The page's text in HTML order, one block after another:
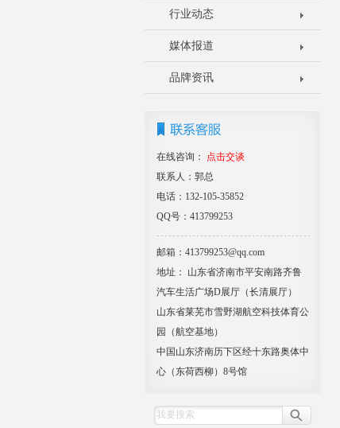
行业动态
媒体报道
品牌资讯
在线咨询：
点击交谈
联系人：郭总
电话：132-105-35852
QQ号：413799253
邮箱：413799253@qq.com
地址： 山东省济南市平安南路齐鲁
汽车生活广场D展厅（长清展厅）
山东省莱芜市雪野湖航空科技体育公
园（航空基地）
中国山东济南历下区经十东路奥体中
心（东荷西柳）8号馆